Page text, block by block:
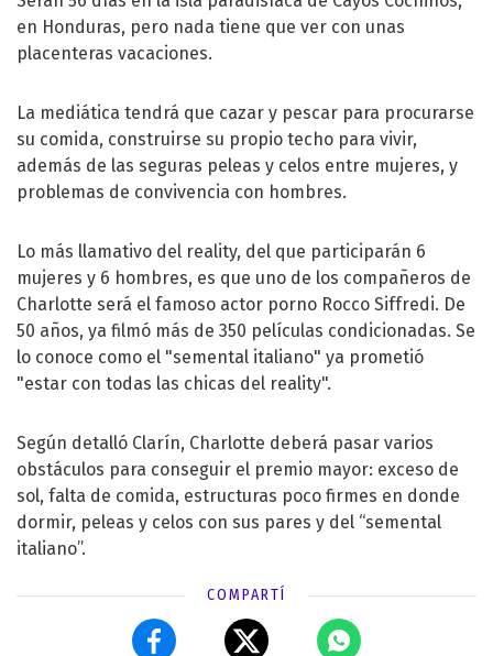
en Honduras, pero nada tiene que ver con unas
placenteras vacaciones.
La mediática tendrá que cazar y pescar para procurarse
su comida, construirse su propio techo para vivir,
además de las seguras peleas y celos entre mujeres, y
problemas de convivencia con hombres.
Lo más llamativo del reality, del que participarán 6
mujeres y 6 hombres, es que uno de los compañeros de
Charlotte será el famoso actor porno Rocco Siffredi. De
50 años, ya filmó más de 350 películas condicionadas. Se
lo conoce como el "semental italiano" ya prometió
"estar con todas las chicas del reality".
Según detalló Clarín, Charlotte deberá pasar varios
obstáculos para conseguir el premio mayor: exceso de
sol, falta de comida, estructuras poco firmes en donde
dormir, peleas y celos con sus pares y del “semental
italiano”.
COMPARTÍ